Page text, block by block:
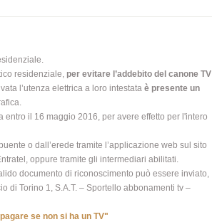
residenziale, per evitare l’addebito del canone TV
l’utenza elettrica a loro intestata è presente un
entro il 16 maggio 2016, per avere effetto per l'intero
o dall’erede tramite l’applicazione web sul sito
oppure tramite gli intermediari abilitati.
documento di riconoscimento può essere inviato,
di Torino 1, S.A.T. – Sportello abbonamenti tv –
se non si ha un TV"